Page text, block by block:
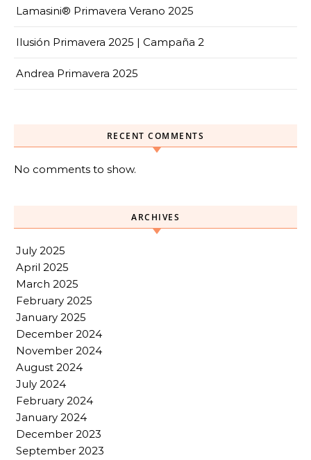
Lamasini® Primavera Verano 2025
Ilusión Primavera 2025 | Campaña 2
Andrea Primavera 2025
RECENT COMMENTS
No comments to show.
ARCHIVES
July 2025
April 2025
March 2025
February 2025
January 2025
December 2024
November 2024
August 2024
July 2024
February 2024
January 2024
December 2023
September 2023